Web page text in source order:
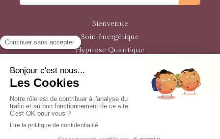
Bienvenue
Soin énergétique
Hypnose Quantique
Mentions légales